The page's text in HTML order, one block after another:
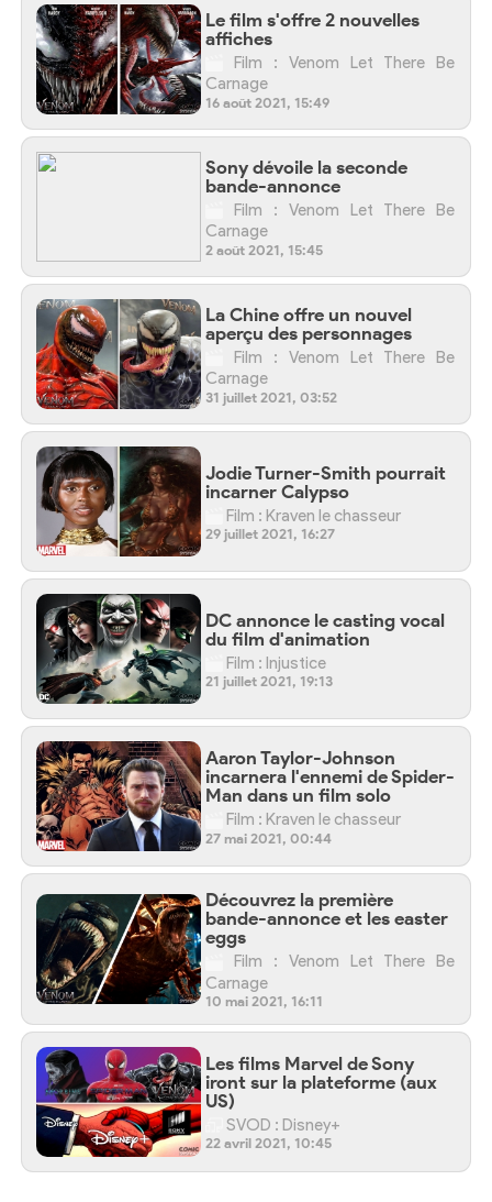
Le film s'offre 2 nouvelles
affiches
Film : Venom Let There Be
Carnage
16 août 2021, 15:49
Sony dévoile la seconde
bande-annonce
Film : Venom Let There Be
Carnage
2 août 2021, 15:45
La Chine offre un nouvel
aperçu des personnages
Film : Venom Let There Be
Carnage
31 juillet 2021, 03:52
Jodie Turner-Smith pourrait
incarner Calypso
Film : Kraven le chasseur
29 juillet 2021, 16:27
DC annonce le casting vocal
du film d'animation
Film : Injustice
21 juillet 2021, 19:13
Aaron Taylor-Johnson
incarnera l'ennemi de Spider-
Man dans un film solo
Film : Kraven le chasseur
27 mai 2021, 00:44
Découvrez la première
bande-annonce et les easter
eggs
Film : Venom Let There Be
Carnage
10 mai 2021, 16:11
Les films Marvel de Sony
iront sur la plateforme (aux
US)
SVOD : Disney+
22 avril 2021, 10:45